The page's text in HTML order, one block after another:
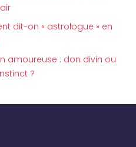
dit-on « astrologue » en
amoureuse : don divin ou
?